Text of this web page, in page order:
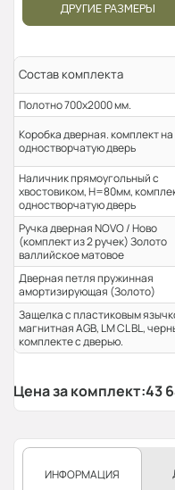
ДРУГИЕ РАЗМЕРЫ
Состав комплекта
Полотно 700x2000 мм.
Коробка дверная. комплект на
одностворчатую дверь
Наличник прямоугольный с
хвостовиком, H=80мм,
одностворчатую дверь
Ручка дверная NOVO / Ново
(комплект из 2 ручек) Золото
валлийское матовое
Дверная петля пружинная
амортизирующая (Золото)
Защелка с пластиковым
магнитная AGB, LM CL BL,
комплекте с дверью.
Цена за комплект:43
ИНФОРМАЦИЯ